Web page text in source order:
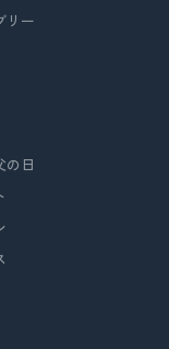
リー
の日